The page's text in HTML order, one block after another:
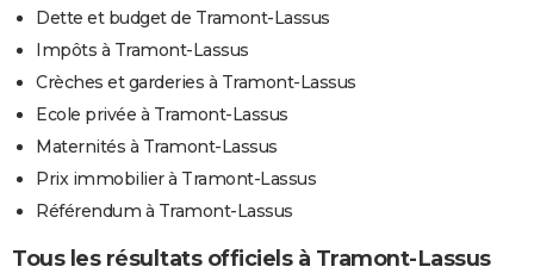
Dette et budget de Tramont-Lassus
Impôts à Tramont-Lassus
Crèches et garderies à Tramont-Lassus
Ecole privée à Tramont-Lassus
Maternités à Tramont-Lassus
Prix immobilier à Tramont-Lassus
Référendum à Tramont-Lassus
Tous les résultats officiels à Tramont-Lassus